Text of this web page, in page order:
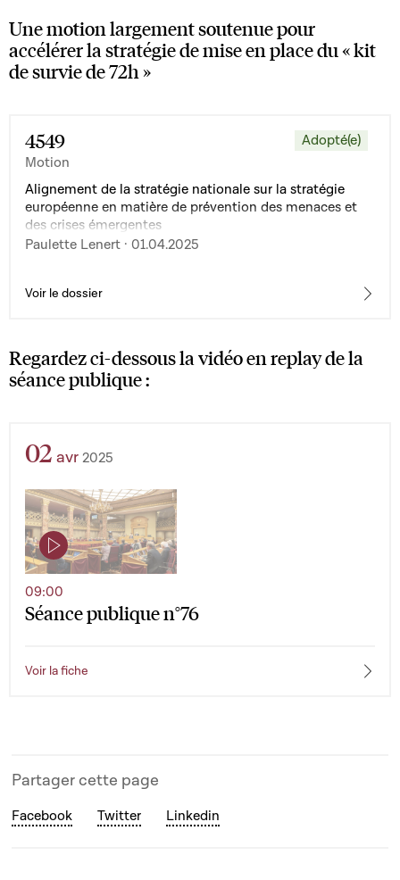
Une motion largement soutenue pour
accélérer la stratégie de mise en place du « kit
de survie de 72h »
4549
Motion
Adopté(e)
Alignement de la stratégie nationale sur la stratégie
européenne en matière de prévention des menaces et
des crises émergentes
Paulette Lenert · 01.04.2025
Voir le dossier
Regardez ci-dessous la vidéo en replay de la
séance publique :
02 avr 2025
Séance publique n°76
09:00
Voir la fiche
Partager cette page
Facebook Twitter Linkedin